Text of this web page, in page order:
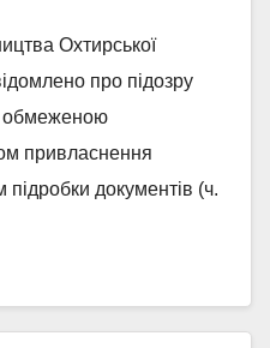
Охтирської
про підозру
обмеженою
привласнення
документів (ч.